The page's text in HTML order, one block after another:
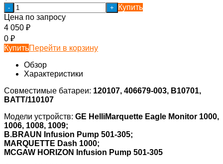
- +
Купить
Цена по запросу
4 050 ₽
0 ₽
КупитьПерейти в корзину
Обзор
Характеристики
Совместимые батареи: 120107, 406679-003, B10701,
BATT/110107
Модели устройств: GE HelliMarquette Eagle Monitor 1000,
1006, 1008, 1009;
B.BRAUN Infusion Pump 501-305;
MARQUETTE Dash 1000;
MCGAW HORIZON Infusion Pump 501-305